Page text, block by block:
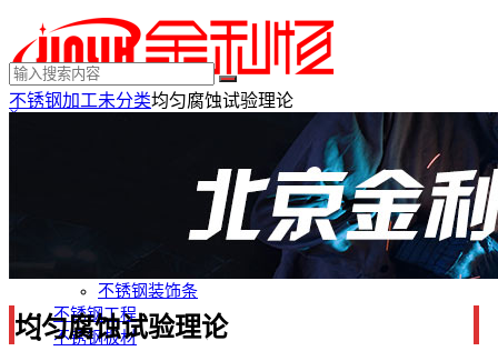
×
不锈钢装饰条
不锈钢工程
不锈钢板材
不锈钢加工未分类均匀腐蚀试验理论
均匀腐蚀试验理论